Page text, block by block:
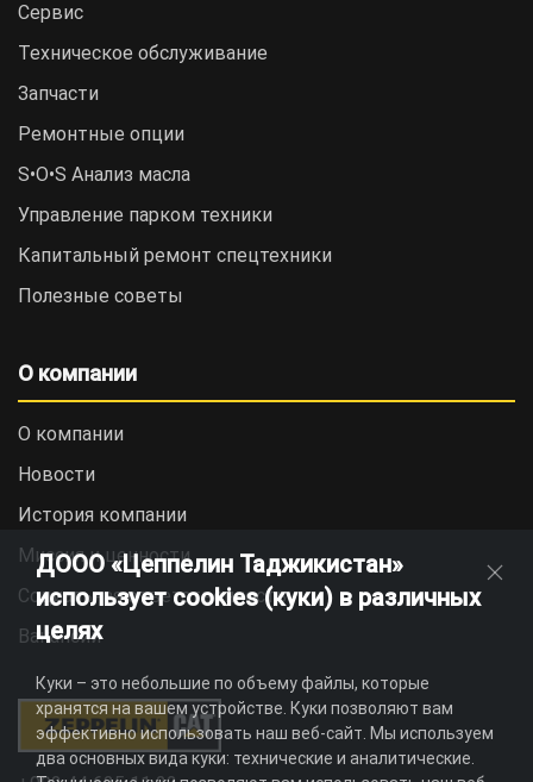
Сервис
Техническое обслуживание
Запчасти
Ремонтные опции
S•O•S Анализ масла
Управление парком техники
Капитальный ремонт спецтехники
Полезные советы
О компании
О компании
Новости
История компании
Миссия и ценности
Социальная ответственность
Вакансии
ДООО «Цеппелин Таджикистан»
использует cookies (куки) в различных
целях
Куки – это небольшие по объему файлы, которые
хранятся на вашем устройстве. Куки позволяют вам
эффективно использовать наш веб-сайт. Мы используем
два основных вида куки: технические и аналитические.